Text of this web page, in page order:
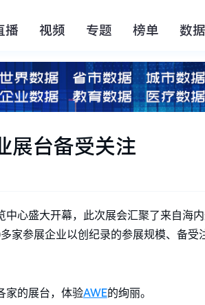
播 视频 专题 榜单 数据
展台备受关注
中心盛大开幕，此次展会汇聚了来自海
家参展企业以创纪录的参展规模、备受
家的展台，体验AWE的绚丽。